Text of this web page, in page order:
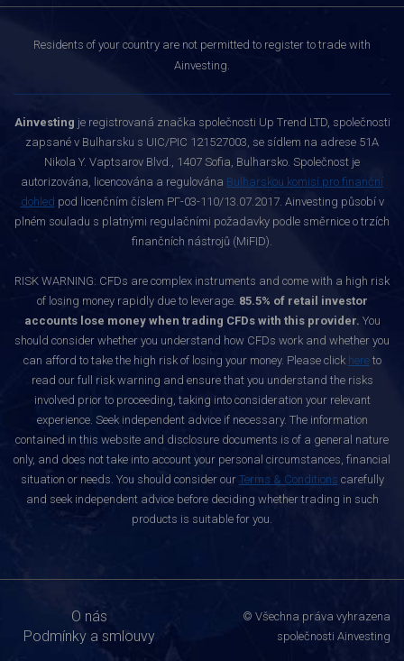
Residents of your country are not permitted to register to trade with
Ainvesting.
Ainvesting je registrovaná značka společnosti Up Trend LTD, společnosti
zapsané v Bulharsku s UIC/PIC 121527003, se sídlem na adrese 51A
Nikola Y. Vaptsarov Blvd., 1407 Sofia, Bulharsko. Společnost je
autorizována, licencována a regulována Bulharskou komisí pro finanční
dohled pod licenčním číslem РГ-03-110/13.07.2017. Ainvesting působí v
plném souladu s platnými regulačními požadavky podle směrnice o trzích
finančních nástrojů (MiFID).
RISK WARNING: CFDs are complex instruments and come with a high risk
of losing money rapidly due to leverage. 85.5% of retail investor
accounts lose money when trading CFDs with this provider. You
should consider whether you understand how CFDs work and whether you
can afford to take the high risk of losing your money. Please click hereto
read our full risk warning and ensure that you understand the risks
involved prior to proceeding, taking into consideration your relevant
experience. Seek independent advice if necessary. The information
contained in this website and disclosure documents is of a general nature
only, and does not take into account your personal circumstances, financial
situation or needs. You should consider our Terms & Conditions carefully
and seek independent advice before deciding whether trading in such
products is suitable for you.
O nás
Podmínky a smlouvy
© Všechna práva vyhrazena
společnosti Ainvesting